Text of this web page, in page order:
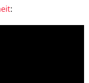
: